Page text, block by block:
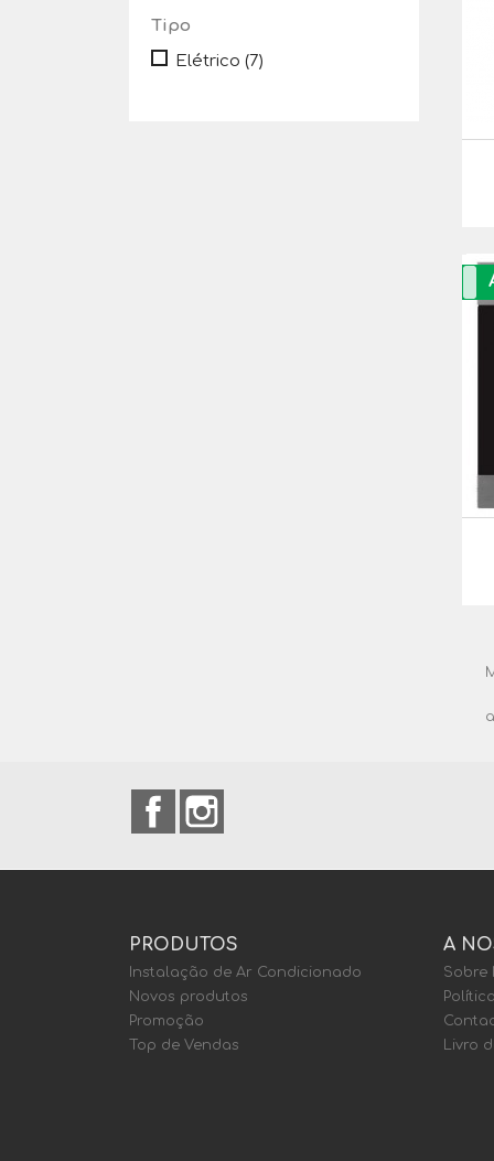
Tipo
Elétrico (7)
Facebook
PRODUTOS
Instalação de Ar Condicionado
Novos produtos
Promoção
Top de Vendas
A
Sobre
Livro